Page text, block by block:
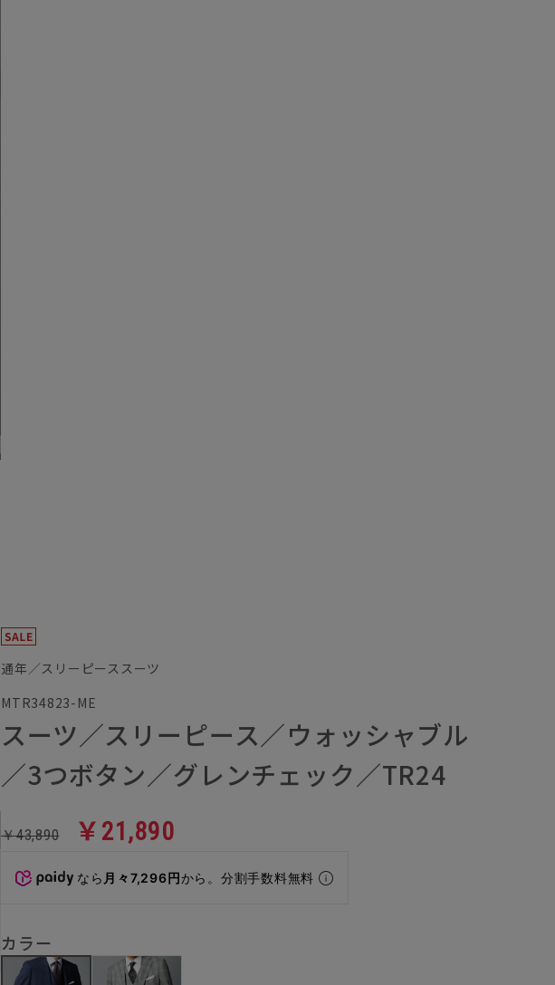
通年／スリーピーススーツ
MTR34823-ME
スーツ／スリーピース／ウォッシャブル
／3つボタン／グレンチェック／TR24
￥43,890 ￥21,890
なら 月々7,296円から。分割手数料無料
カラー